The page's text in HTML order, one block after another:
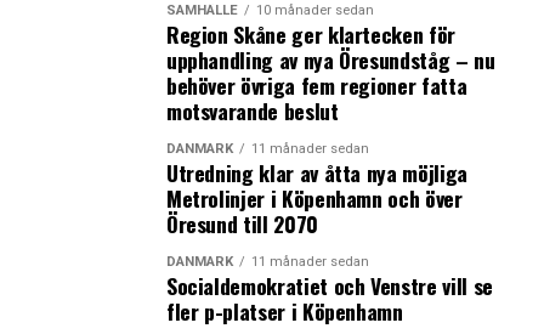
Regeringen vill bygga stambanor för höghastighetståg i
Sverige under 2022-2033
Huvudbangården kan bli ny ändhållplats för
Öresundstågen enligt danska infrastrukturplanen –
tågen planeras avgå och ankomma till spår 26
SAMHÄLLE 10 månader sedan
Region Skåne ger klartecken för
upphandling av nya Öresundståg – nu
behöver övriga fem regioner fatta
motsvarande beslut
DANMARK 11 månader sedan
Utredning klar av åtta nya möjliga
Metrolinjer i Köpenhamn och över
Öresund till 2070
DANMARK 11 månader sedan
Socialdemokratiet och Venstre vill se
fler p-platser i Köpenhamn